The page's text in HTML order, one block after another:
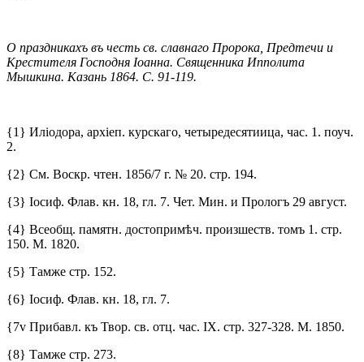
О праздникахъ въ честь св. славнаго Пророка, Предтечи и
Крестителя Господня Іоанна. Священника Ипполита
Мышкина. Казань 1864. С. 91-119.
{1} Иліодора, архіеп. курскаго, четыредесятиица, час. 1. поуч.
2.
{2} См. Воскр. чтен. 1856/7 г. № 20. стр. 194.
{3} Іосиф. Флав. кн. 18, гл. 7. Чет. Мин. и Прологъ 29 август.
{4} Всеобщ. памятн. достопримѣч. произшеств. томъ 1. стр.
150. М. 1820.
{5} Тамже стр. 152.
{6} Іосиф. Флав. кн. 18, гл. 7.
{7v Прибавл. къ Твор. св. отц. час. IX. стр. 327-328. М. 1850.
{8} Тамже стр. 273.